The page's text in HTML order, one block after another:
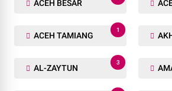
ACEH BESAR
ACEH TAMIANG
1
AL-ZAYTUN
3